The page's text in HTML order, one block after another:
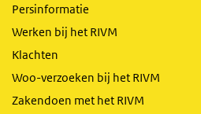
Persinformatie
Werken bij het RIVM
Klachten
Woo-verzoeken bij het RIVM
Zakendoen met het RIVM